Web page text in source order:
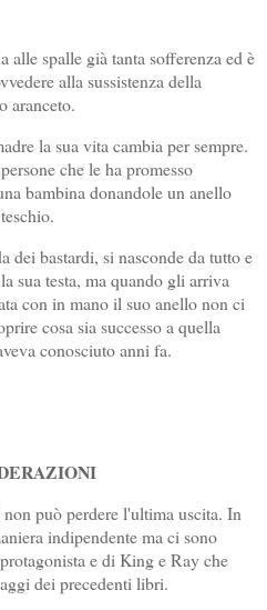
alle spalle già tanta sofferenza ed è
alla sussistenza della
aranceto.
la sua vita cambia per sempre.
che le ha promesso
bambina donandole un anello
dei bastardi, si nasconde da tutto e
sua testa, ma quando gli arriva
con in mano il suo anello non ci
cosa sia successo a quella
conosciuto anni fa.
può perdere l'ultima uscita. In
indipendente ma ci sono
e di King e Ray che
dei precedenti libri.